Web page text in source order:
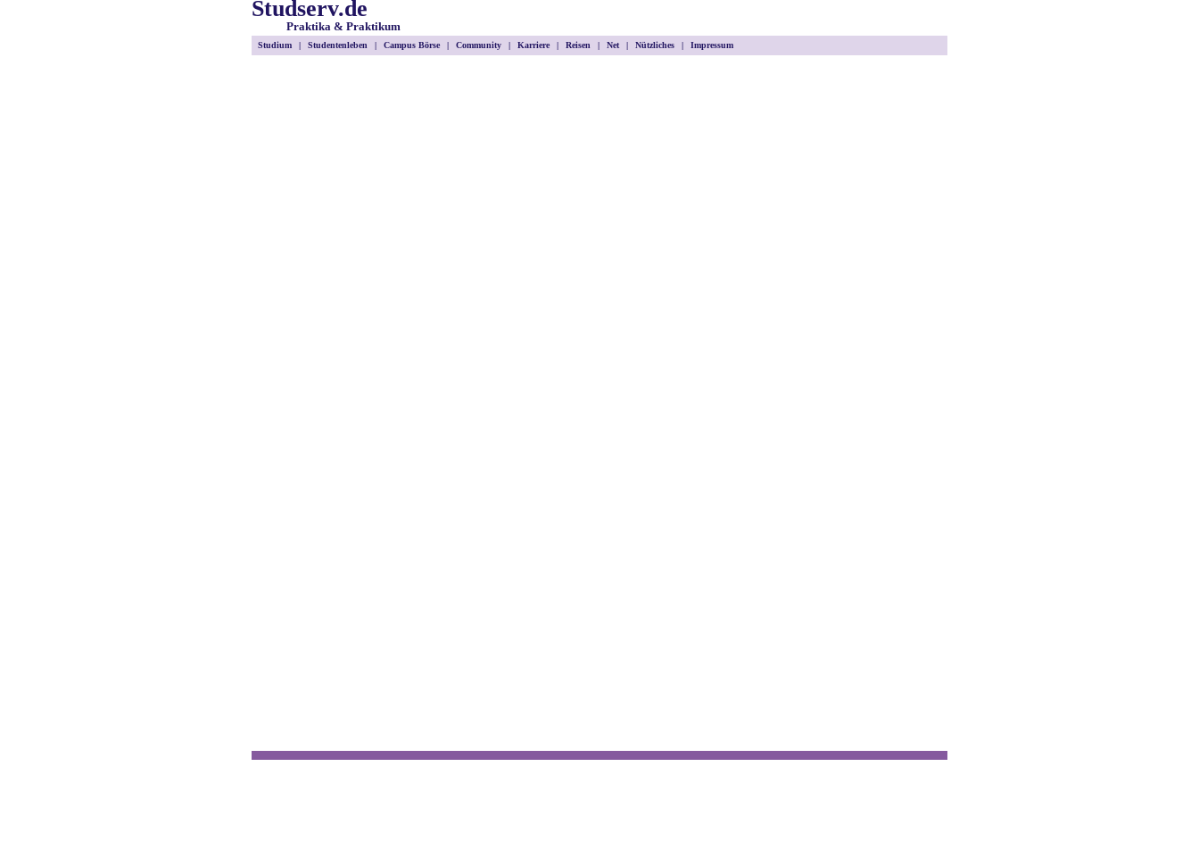
Studserv.de
Praktika & Praktikum
Studium | Studentenleben | Campus Börse | Community | Karriere | Reisen | Net | Nützliches | Impressum